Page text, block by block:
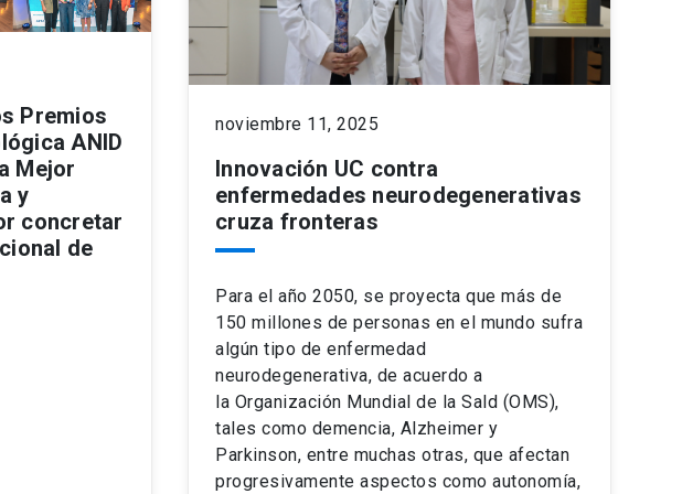
Premios
ANID
Mejor
y
concretar
de
noviembre 11, 2025
Innovación UC contra
enfermedades neurodegenerativas
cruza fronteras
Para el año 2050, se proyecta que más de
150 millones de personas en el mundo sufra
algún tipo de enfermedad
neurodegenerativa, de acuerdo a
la Organización Mundial de la Sald (OMS),
tales como demencia, Alzheimer y
Parkinson, entre muchas otras, que afectan
progresivamente aspectos como autonomía,